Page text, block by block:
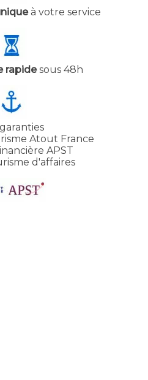
à votre service
rapidesous 48h
Atout France
APST
d'affaires